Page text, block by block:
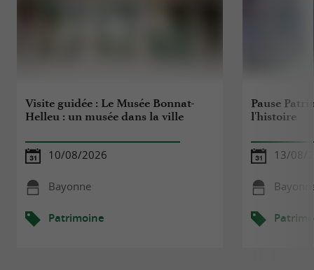
Visite guidée : Le Musée Bonnat-
Helleu : un musée dans la ville
10/08/2026
Bayonne
Patrimoine
Pause
l'histoire
13/08/